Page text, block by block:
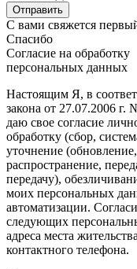
С вами свяжется
Спасибо
Согласие на обработку
персональных данных
Настоящим Я, в
закона от 27.07.2006
даю свое согласие
обработку (сбор,
уточнение
распространение,
передачу),
моих персональных
автоматизации.
следующих
адреса места
контактного телефона.